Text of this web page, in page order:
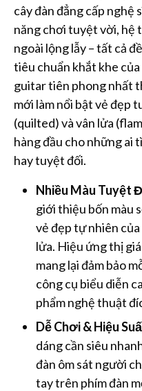
cây đàn đẳng cấp nghệ
năng chơi tuyệt vời, hệ
ngoài lộng lẫy – tất cả
tiêu chuẩn khắt khe
guitar tiên phong nhất
mới làm nổi bật vẻ đẹp
(quilted) và vân lửa
hàng đầu cho những ai
hay tuyệt đối.
Nhiều Màu Tuyệt
giới thiệu bốn màu
vẻ đẹp tự nhiên của
lửa. Hiệu ứng thị
mang lại đảm bảo
công cụ biểu diễn
phẩm nghệ thuật
Dễ Chơi & Hiệu
dáng cần siêu
đàn ôm sát người
tay trên phím đàn